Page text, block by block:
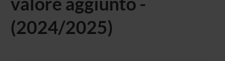
(2024/2025)